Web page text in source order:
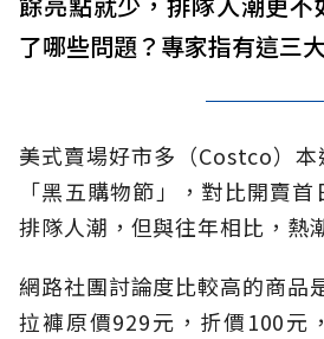
了哪些問題？專家指有這三
美式賣場好市多（Costco）
「黑五購物節」，對比開賣
排隊人潮，但與往年相比，熱
網路社團討論度比較高的商品
拉褲原價929元，折價100元